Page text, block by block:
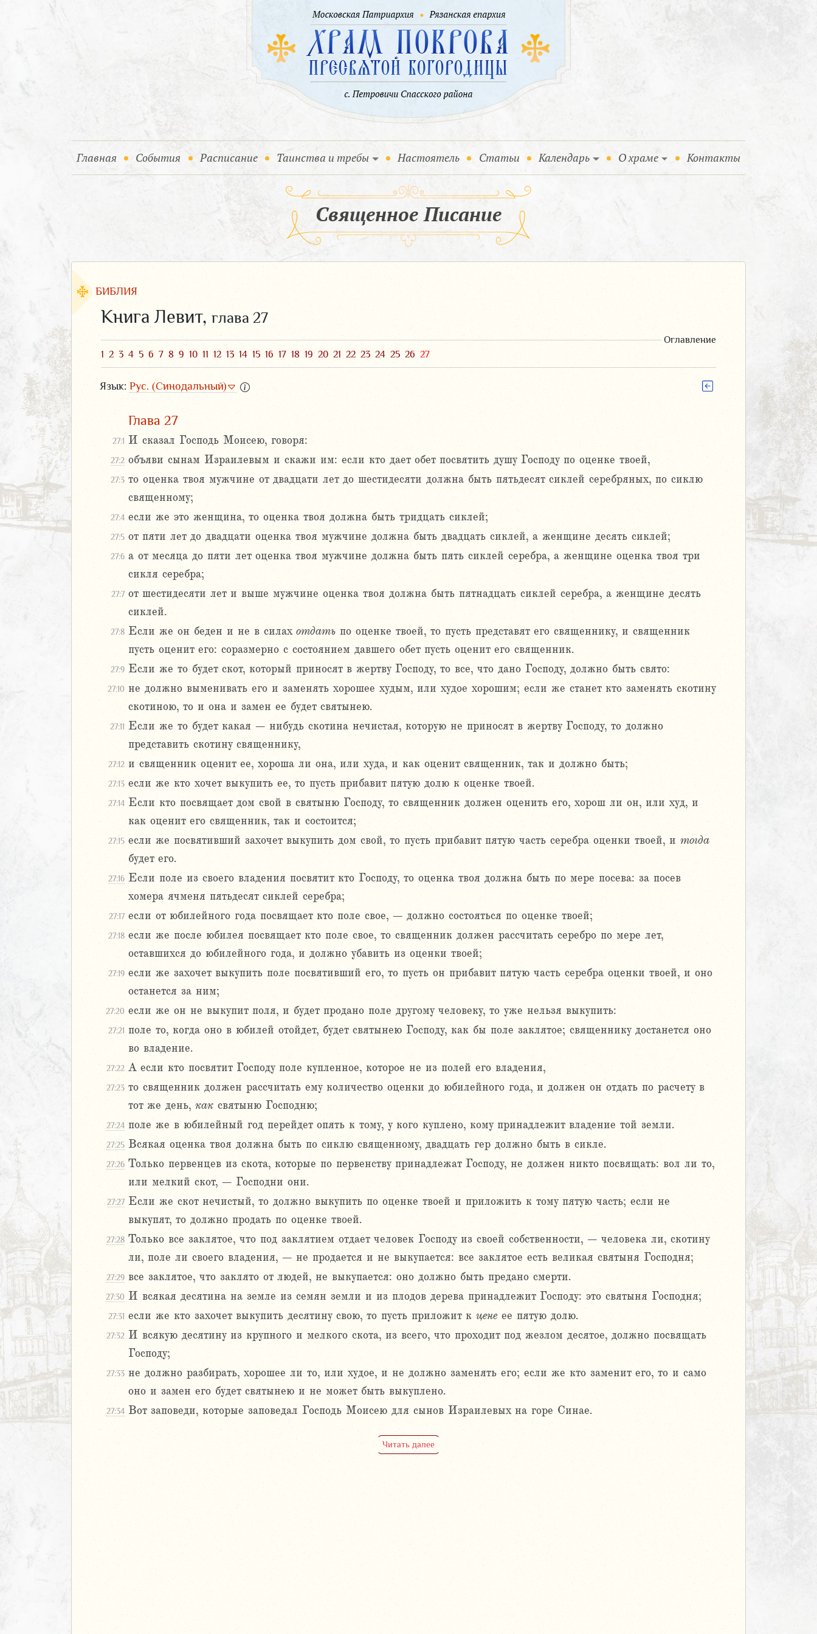
Главная (current)
События (current)
Расписание Таинства и требы Настоятель Статьи Календарь О храме Контакты
Священное Писание
БИБЛИЯ
Иеремии
Книга Левит, глава 27
Оглавление
1 2 3 4 5 6 7 8 9 10 11 12 13 14 15 16 17 18 19 20 21 22 23 24 25 26 27
Язык: Рус. (Синодальный)
Глава 27
27:1 И сказал Господь Моисею, говоря:
27:2 объяви сынам Израилевым и скажи им: если кто дает обет посвятить душу Господу по оценке твоей,
27:3 то оценка твоя мужчине от двадцати лет до шестидесяти должна быть пятьдесят сиклей серебряных, по сиклю
священному;
27:4 если же это женщина, то оценка твоя должна быть тридцать сиклей;
27:5 от пяти лет до двадцати оценка твоя мужчине должна быть двадцать сиклей, а женщине десять сиклей;
27:6 а от месяца до пяти лет оценка твоя мужчине должна быть пять сиклей серебра, а женщине оценка твоя три
сикля серебра;
27:7 от шестидесяти лет и выше мужчине оценка твоя должна быть пятнадцать сиклей серебра, а женщине десять
сиклей.
27:8 Если же он беден и не в силах отдать по оценке твоей, то пусть представят его священнику, и священник
пусть оценит его: соразмерно с состоянием давшего обет пусть оценит его священник.
27:9 Если же то будет скот, который приносят в жертву Господу, то все, что дано Господу, должно быть свято:
27:10 не должно выменивать его и заменять хорошее худым, или худое хорошим; если же станет кто заменять скотину
скотиною, то и она и замен ее будет святынею.
27:11 Если же то будет какая – нибудь скотина нечистая, которую не приносят в жертву Господу, то должно
представить скотину священнику,
27:12 и священник оценит ее, хороша ли она, или худа, и как оценит священник, так и должно быть;
27:13 если же кто хочет выкупить ее, то пусть прибавит пятую долю к оценке твоей.
27:14 Если кто посвящает дом свой в святыню Господу, то священник должен оценить его, хорош ли он, или худ, и
как оценит его священник, так и состоится;
27:15 если же посвятивший захочет выкупить дом свой, то пусть прибавит пятую часть серебра оценки твоей, и тогда
будет его.
27:16 Если поле из своего владения посвятит кто Господу, то оценка твоя должна быть по мере посева: за посев
хомера ячменя пятьдесят сиклей серебра;
27:17 если от юбилейного года посвящает кто поле свое, – должно состояться по оценке твоей;
27:18 если же после юбилея посвящает кто поле свое, то священник должен рассчитать серебро по мере лет,
оставшихся до юбилейного года, и должно убавить из оценки твоей;
27:19 если же захочет выкупить поле посвятивший его, то пусть он прибавит пятую часть серебра оценки твоей, и оно
останется за ним;
27:20 если же он не выкупит поля, и будет продано поле другому человеку, то уже нельзя выкупить:
27:21 поле то, когда оно в юбилей отойдет, будет святынею Господу, как бы поле заклятое; священнику достанется оно
во владение.
27:22 А если кто посвятит Господу поле купленное, которое не из полей его владения,
27:23 то священник должен рассчитать ему количество оценки до юбилейного года, и должен он отдать по расчету в
тот же день, как святыню Господню;
27:24 поле же в юбилейный год перейдет опять к тому, у кого куплено, кому принадлежит владение той земли.
27:25 Всякая оценка твоя должна быть по сиклю священному, двадцать гер должно быть в сикле.
27:26 Только первенцев из скота, которые по первенству принадлежат Господу, не должен никто посвящать: вол ли то,
или мелкий скот, – Господни они.
27:27 Если же скот нечистый, то должно выкупить по оценке твоей и приложить к тому пятую часть; если не
выкупят, то должно продать по оценке твоей.
27:28 Только все заклятое, что под заклятием отдает человек Господу из своей собственности, – человека ли, скотину
ли, поле ли своего владения, – не продается и не выкупается: все заклятое есть великая святыня Господня;
27:29 все заклятое, что заклято от людей, не выкупается: оно должно быть предано смерти.
27:30 И всякая десятина на земле из семян земли и из плодов дерева принадлежит Господу: это святыня Господня;
27:31 если же кто захочет выкупить десятину свою, то пусть приложит к цене ее пятую долю.
27:32 И всякую десятину из крупного и мелкого скота, из всего, что проходит под жезлом десятое, должно посвящать
Господу;
27:33 не должно разбирать, хорошее ли то, или худое, и не должно заменять его; если же кто заменит его, то и само
оно и замен его будет святынею и не может быть выкуплено.
27:34 Вот заповеди, которые заповедал Господь Моисею для сынов Израилевых на горе Синае.
Читать далее